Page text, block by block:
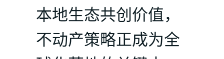
本地生态共创价值，
不动产策略正成为全